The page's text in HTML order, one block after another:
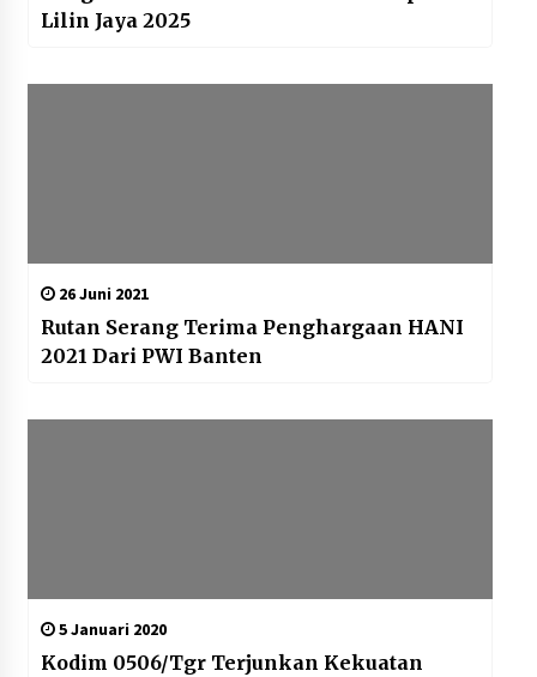
Lilin Jaya 2025
26 Juni 2021
Rutan Serang Terima Penghargaan HANI
2021 Dari PWI Banten
5 Januari 2020
Kodim 0506/Tgr Terjunkan Kekuatan